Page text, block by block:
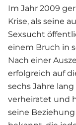
Im Jahr 2009
Krise, als seine
Sexsucht
einem Bruch in
Nach einer
erfolgreich auf
sechs Jahre
verheiratet und
seine